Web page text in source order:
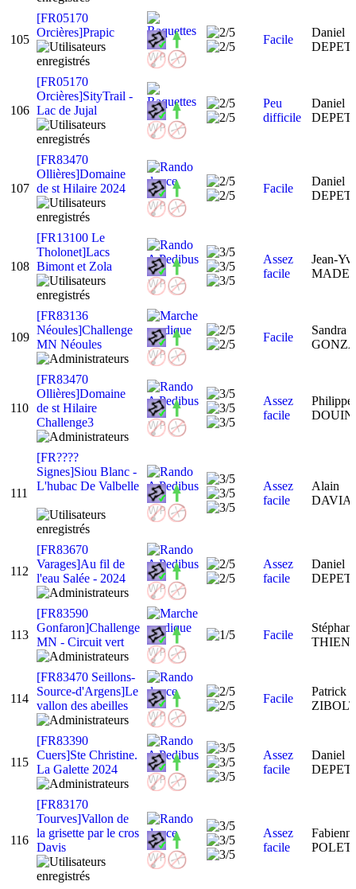
105
[FR05170
Orcières]Prapic
Facile
Daniel
106
[FR05170
Orcières]SityTrail -
Lac de Jujal
Peu
difficile
Daniel
107
[FR83470
Ollières]Domaine
de st Hilaire 2024
Facile
Daniel
108
[FR13100 Le
Tholonet]Lacs
Bimont et Zola
Assez
facile
Jean-
109
[FR83136
Néoules]Challenge
MN Néoules
Facile
Sandra
110
[FR83470
Ollières]Domaine
de st Hilaire
Challenge3
Assez
facile
Philippe
111
[FR????
Signes]Siou Blanc -
L'hubac De Valbelle
Assez
facile
Alain
112
[FR83670
Varages]Au fil de
l'eau Salée - 2024
Assez
facile
Daniel
113
[FR83590
Gonfaron]Challenge
MN - Circuit vert
Facile
114
[FR83470 Seillons-
Source-d'Argens]Le
vallon des abeilles
Facile
Patrick
115
[FR83390
Cuers]Ste Christine.
La Galette 2024
Assez
facile
Daniel
116
[FR83170
Tourves]Vallon de
la grisette par le cros
Davis
Assez
facile